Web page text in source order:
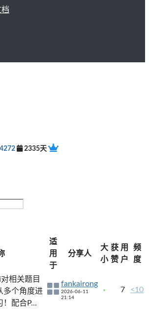
2335天
适
用
于
分享人
大
小
获
赞
用
户
频
度
相关题目
多个角度进
配合P...
fankairong
2026-06-11
21:14
7 <10